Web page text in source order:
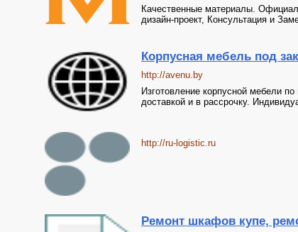
Качественные материалы.
дизайн-проект, Консультация и
Корпусная мебель под
http://avenu.by
Изготовление корпусной мебели
доставкой и в рассрочку.
http://ru-logistic.ru
Ремонт шкафов купе,